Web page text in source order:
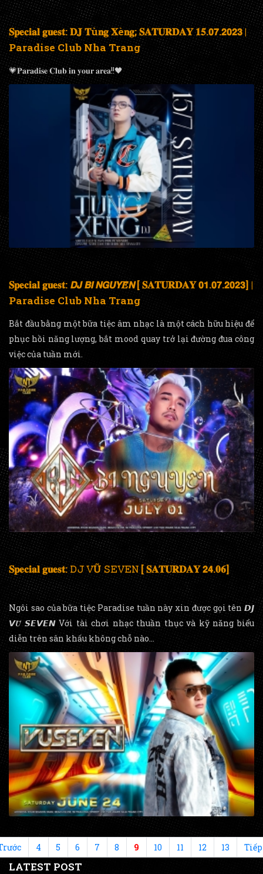
𝐒𝐩𝐞𝐜𝐢𝐚𝐥 𝐠𝐮𝐞𝐬𝐭: 𝐃𝐉 𝐓ù𝐧𝐠 𝐗è𝐧𝐠; 𝐒𝐀𝐓𝐔𝐑𝐃𝐀𝐘 𝟏𝟓.𝟬𝟳.𝟮𝟬𝟮𝟯 |
Paradise Club Nha Trang
💗𝐏𝐚𝐫𝐚𝐝𝐢𝐬𝐞 𝐂𝐥𝐮𝐛 𝐢𝐧 𝐲𝐨𝐮𝐫 𝐚𝐫𝐞𝐚!!🖤
𝐒𝐩𝐞𝐜𝐢𝐚𝐥 𝐠𝐮𝐞𝐬𝐭: 𝘿𝙅 𝘽𝙄 𝙉𝙂𝙐𝙔𝑬̂̃𝙉 [ 𝐒𝐀𝐓𝐔𝐑𝐃𝐀𝐘 𝟬𝟭.𝟬𝟳.𝟮𝟬𝟮𝟯] |
Paradise Club Nha Trang
Bắt đầu bằng một bữa tiệc âm nhạc là một cách hữu hiệu để
phục hồi năng lượng, bắt mood quay trở lại đường đua công
việc của tuần mới.
𝐒𝐩𝐞𝐜𝐢𝐚𝐥 𝐠𝐮𝐞𝐬𝐭: 𝙳𝙹 𝚅Ũ 𝚂𝙴𝚅𝙴𝙽 [ 𝐒𝐀𝐓𝐔𝐑𝐃𝐀𝐘 𝟮𝟰.𝟎𝟔]
Ngôi sao của bữa tiệc Paradise tuần này xin được gọi tên 𝘿𝙅
𝙑𝑼̃ 𝙎𝙀𝙑𝙀𝙉 Với tài chơi nhạc thuần thục và kỹ năng biểu
diễn trên sân khấu không chỗ nào...
4 5 6 7 8 9 10 11 12 13 Tiếp
LATEST POST